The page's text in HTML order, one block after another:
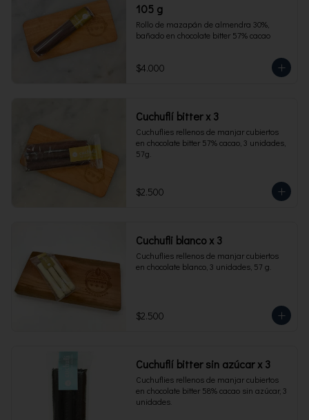
105 g
Rollo de mazapán de almendra 30%,
bañado en chocolate bitter 57% cacao
$4.000
Cuchuflí bitter x 3
Cuchuflies rellenos de manjar cubiertos
en chocolate bitter 57% cacao, 3 unidades,
57g.
$2.500
Cuchufli blanco x 3
Cuchuflies rellenos de manjar cubiertos
en chocolate blanco, 3 unidades, 57 g.
$2.500
Cuchuflí bitter sin azúcar x 3
Cuchuflies rellenos de manjar cubiertos
en chocolate bitter 58% cacao sin azúcar, 3
unidades.